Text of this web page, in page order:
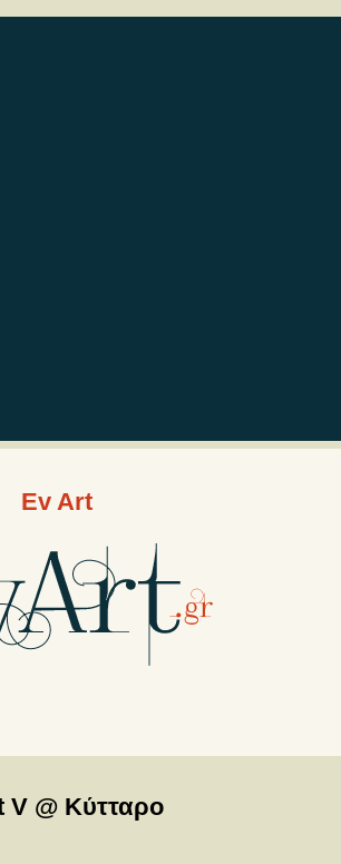
Ev Art
V @ Κύτταρο